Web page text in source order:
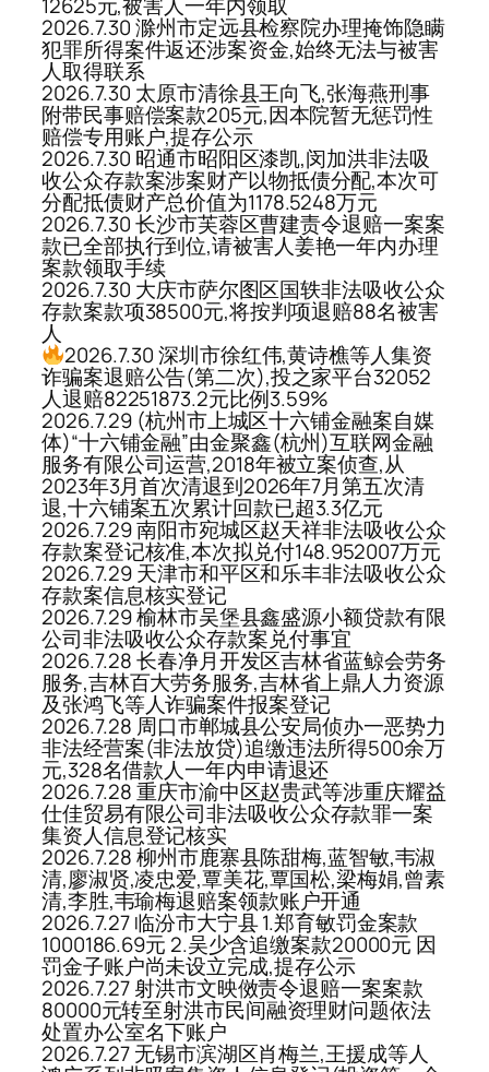
2026.7.30 滁州市定远县检察院办理掩饰隐瞒
犯罪所得案件返还涉案资金,始终无法与被害
人取得联系
2026.7.30 太原市清徐县王向飞,张海燕刑事
附带民事赔偿案款205元,因本院暂无惩罚性
赔偿专用账户,提存公示
2026.7.30 昭通市昭阳区漆凯,闵加洪非法吸
收公众存款案涉案财产以物抵债分配,本次可
分配抵债财产总价值为1178.5248万元
2026.7.30 长沙市芙蓉区曹建责令退赔一案案
款已全部执行到位,请被害人姜艳一年内办理
案款领取手续
2026.7.30 大庆市萨尔图区国轶非法吸收公众
存款案款项38500元,将按判项退赔88名被害
人
2026.7.30 深圳市徐红伟,黄诗樵等人集资
诈骗案退赔公告(第二次),投之家平台32052
人退赔82251873.2元比例3.59%
2026.7.29 (杭州市上城区十六铺金融案自媒
体)“十六铺金融”由金聚鑫(杭州)互联网金融
服务有限公司运营,2018年被立案侦查,从
2023年3月首次清退到2026年7月第五次清
退,十六铺案五次累计回款已超3.3亿元
2026.7.29 南阳市宛城区赵天祥非法吸收公众
存款案登记核准,本次拟兑付148.952007万元
2026.7.29 天津市和平区和乐丰非法吸收公众
存款案信息核实登记
2026.7.29 榆林市吴堡县鑫盛源小额贷款有限
公司非法吸收公众存款案兑付事宜
2026.7.28 长春净月开发区吉林省蓝鲸会劳务
服务,吉林百大劳务服务,吉林省上鼎人力资源
及张鸿飞等人诈骗案件报案登记
2026.7.28 周口市郸城县公安局侦办一恶势力
非法经营案(非法放贷)追缴违法所得500余万
元,328名借款人一年内申请退还
2026.7.28 重庆市渝中区赵贵武等涉重庆耀益
仕佳贸易有限公司非法吸收公众存款罪一案
集资人信息登记核实
2026.7.28 柳州市鹿寨县陈甜梅,蓝智敏,韦淑
清,廖淑贤,凌忠爱,覃美花,覃国松,梁梅娟,曾素
清,李胜,韦瑜梅退赔案领款账户开通
2026.7.27 临汾市大宁县 1.郑育敏罚金案款
1000186.69元 2.吴少含追缴案款20000元 因
罚金子账户尚未设立完成,提存公示
2026.7.27 射洪市文映傚责令退赔一案案款
80000元转至射洪市民间融资理财问题依法
处置办公室名下账户
2026.7.27 无锡市滨湖区肖梅兰,王援成等人